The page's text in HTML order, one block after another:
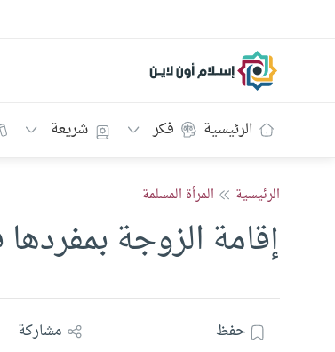
إسلام أون لاين
الرئيسية فكر شريعة
الرئيسية المرأة المسلمة
إقامة الزوجة
حفظ مشاركة